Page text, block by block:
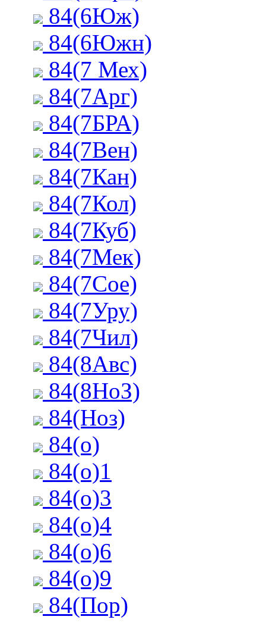
84(6Юж)
84(6Южн)
84(7 Мех)
84(7Арг)
84(7БРА)
84(7Вен)
84(7Кан)
84(7Кол)
84(7Куб)
84(7Мек)
84(7Сое)
84(7Уру)
84(7Чил)
84(8Авс)
84(8НоЗ)
84(Ноз)
84(о)
84(о)1
84(о)3
84(о)4
84(о)6
84(о)9
84(Пор)